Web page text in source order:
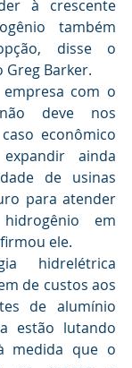
à crescente
também
disse o
Barker.
com o
deve nos
econômico
ainda
de usinas
para atender
em
ele.
hidrelétrica
de custos aos
de alumínio
estão lutando
medida que o